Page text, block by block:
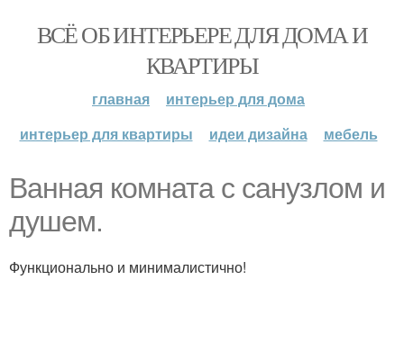
ВСЁ ОБ ИНТЕРЬЕРЕ ДЛЯ ДОМА И
КВАРТИРЫ
главная
интерьер для дома
интерьер для квартиры
идеи дизайна мебель
Ванная комната с санузлом и
душем.
Функционально и минималистично!